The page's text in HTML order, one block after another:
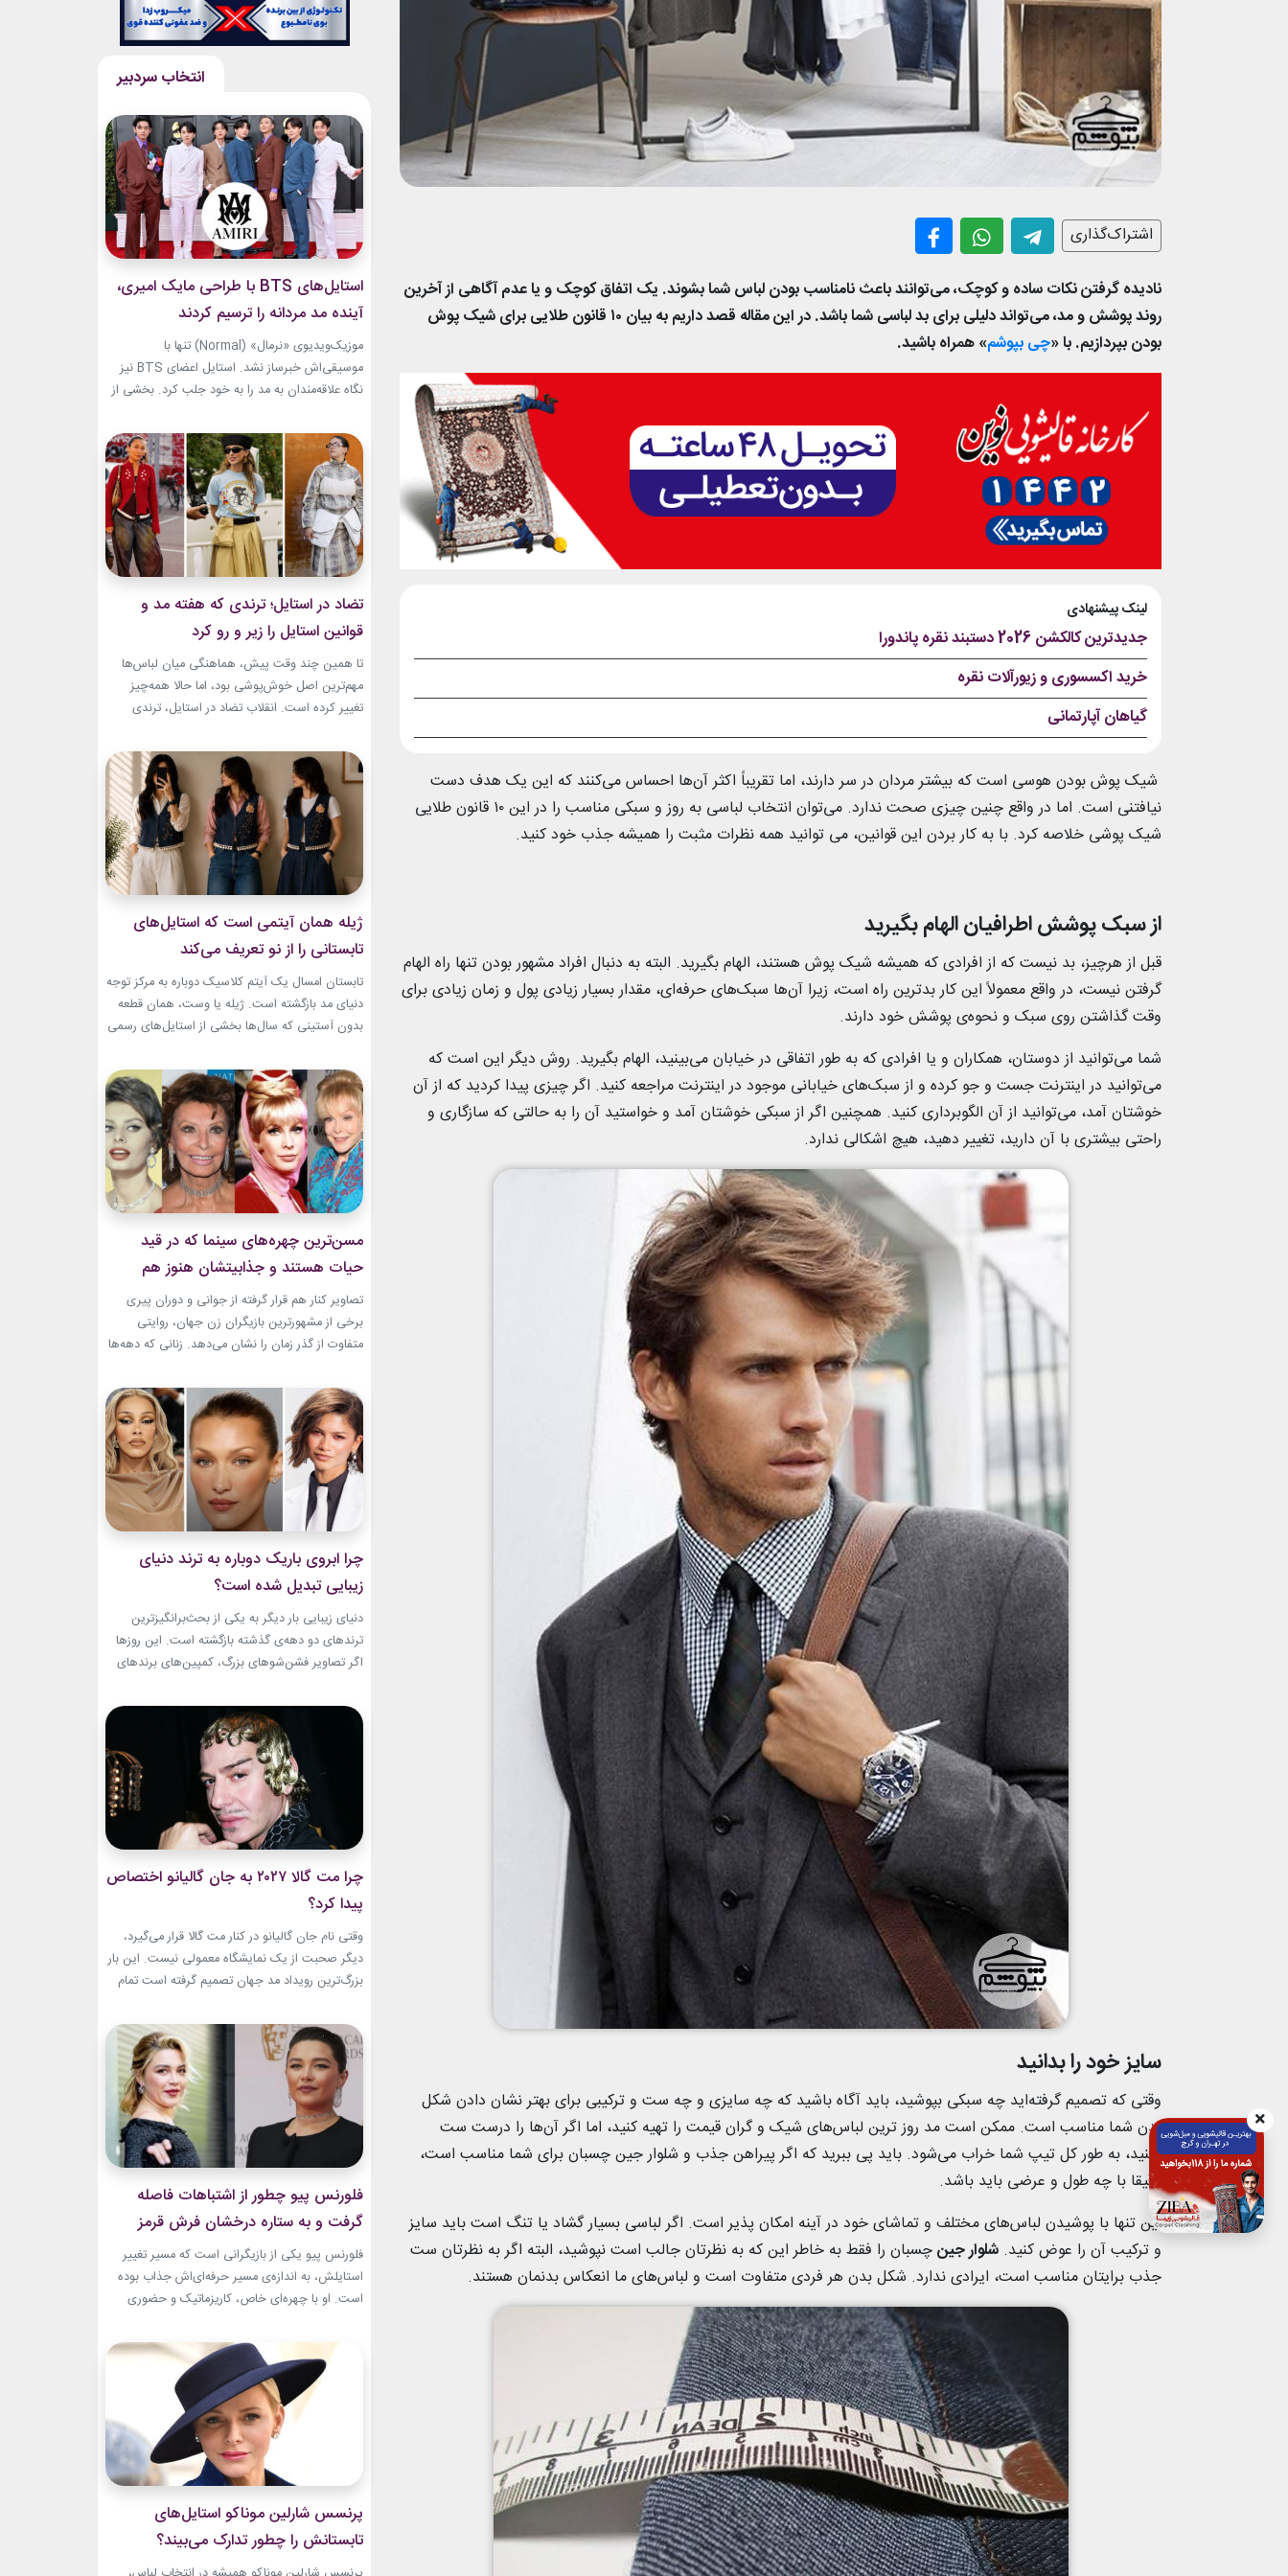
اشتراک‌گذاری
نادیده گرفتن نکات ساده‌ و کوچک، می‌توانند باعث نامناسب بودن لباس شما بشوند. یک اتفاق کوچک و یا عدم آگاهی از آخرین
روند پوشش و مد، می‌تواند دلیلی برای بد لباسی شما باشد. در این مقاله قصد داریم به بیان ۱۰ قانون طلایی برای شیک پوش
بودن بپردازیم. با «چی بپوشم» همراه باشید.
لینک پیشنهادی
جدیدترین کالکشن 2026 دستبند نقره پاندورا
خرید اکسسوری و زیورآلات نقره
گیاهان آپارتمانی
شیک پوش بودن هوسی است که بیشتر مردان در سر دارند، اما تقریباً اکثر آن‌ها احساس می‌کنند که این یک هدف دست
نیافتنی است. اما در واقع چنین چیزی صحت ندارد. می‌توان انتخاب لباسی به روز و سبکی مناسب را در این ۱۰ قانون طلایی
شیک پوشی خلاصه کرد. با به کار بردن این قوانین، می توانید همه نظرات مثبت را همیشه جذب خود کنید.
از سبک پوشش اطرافیان الهام بگیرید
قبل از هرچیز، بد نیست که از افرادی که همیشه شیک پوش هستند، الهام بگیرید. البته به دنبال افراد مشهور بودن تنها راه الهام
گرفتن نیست، در واقع معمولاً این کار بدترین راه است، زیرا آن‌ها سبک‌های حرفه‌ای، مقدار بسیار زیادی پول و زمان زیادی برای
وقت گذاشتن روی سبک و نحوه‌ی پوشش خود دارند.
شما می‌توانید از دوستان، همکاران و یا افرادی که به طور اتفاقی در خیابان می‌بینید، الهام بگیرید. روش دیگر این است که
می‌توانید در اینترنت جست و جو کرده و از سبک‌های خیابانی موجود در اینترنت مراجعه کنید. اگر چیزی پیدا کردید که از آن
خوشتان آمد، می‌توانید از آن الگوبرداری کنید. همچنین اگر از سبکی خوشتان آمد و خواستید آن را به حالتی که سازگاری و
راحتی بیشتری با آن دارید، تغییر دهید، هیچ اشکالی ندارد.
سایز خود را بدانید
وقتی که تصمیم گرفته‌اید چه سبکی بپوشید، باید آگاه باشید که چه سایزی و چه ست و ترکیبی برای بهتر نشان دادن شکل
بدن شما مناسب است. ممکن است مد روز ترین لباس‌های شیک و گران قیمت را تهیه کنید، اما اگر آن‌ها را درست ست
نکنید، به طور کل تیپ شما خراب می‌شود. باید پی ببرید که اگر پیراهن جذب و شلوار جین چسبان برای شما مناسب است،
دقیقا با چه طول و عرضی باید باشد.
این تنها با پوشیدن لباس‌های مختلف و تماشای خود در آینه امکان پذیر است. اگر لباسی بسیار گشاد یا تنگ است باید سایز
و ترکیب آن را عوض کنید. شلوار جینچسبان را فقط به خاطر این که به نظرتان جالب است نپوشید، البته اگر به نظرتان ست
جذب برایتان مناسب است، ایرادی ندارد. شکل بدن هر فردی متفاوت است و لباس‌های ما انعکاس بدنمان هستند.
استایل‌های BTS با طراحی مایک امیری،
آینده مد مردانه را ترسیم کردند
موزیک‌ویدیوی «نرمال» (Normal) تنها با
موسیقی‌اش خبرساز نشد. استایل اعضای BTS نیز
نگاه علاقه‌مندان به مد را به خود جلب کرد. بخشی از
به طراح آمریکاییِ ایرانی‌تبار، مایک امیری، انتخاب
شده بود. جسارت در استایل‌های امیری BTS همان
ویژگی مشترکی است که در تمام این اوت‌فیت‌ها
دیده...
تضاد در استایل؛ ترندی که هفته مد و
قوانین استایل را زیر و رو کرد
تا همین چند وقت پیش، هماهنگی میان لباس‌ها
مهم‌ترین اصل خوش‌پوشی بود، اما حالا همه‌چیز
تغییر کرده است. انقلاب تضاد در استایل، ترندی
و بسیاری از رسانه‌های معتبر مد از آن به‌عنوان یکی از
مهم‌ترین نوآوری‌های دنیای فشن یاد می‌کنند. این
رویکرد، قرار نیست فقط یک...
ژیله همان آیتمی است که استایل‌های
تابستانی را از نو تعریف می‌کند
تابستان امسال یک آیتم کلاسیک دوباره به مرکز توجه
دنیای مد بازگشته است. ژیله یا وست، همان قطعه
بدون آستینی که سال‌ها بخشی از استایل‌های رسمی
روزمره شده است. استایل تابستانی با ژیله زنانه به
یکی از ترندهای محبوب فصل تبدیل شده؛ چون هم
ظاهری شیک...
مسن‌ترین چهره‌های سینما که در قید
حیات هستند و جذابیتشان هنوز هم
باقیست!
تصاویر کنار هم قرار گرفته از جوانی و دوران پیری
برخی از مشهورترین بازیگران زن جهان، روایتی
متفاوت از گذر زمان را نشان می‌دهد. زنانی که دهه‌ها
و میراث هنری خود الهام‌بخش هستند. بازیگران زن
مسن سینما ثابت کرده‌اند که جذابیت واقعی تنها به
سال‌های جوانی محدود...
چرا ابروی باریک دوباره به ترند دنیای
زیبایی تبدیل شده است؟
دنیای زیبایی بار دیگر به یکی از بحث‌برانگیزترین
ترندهای دو دهه‌ی گذشته بازگشته است. این روزها
اگر تصاویر فشن‌شوهای بزرگ، کمپین‌های برندهای
حضور ابروی باریک مدرن را به‌وضوح خواهید دید. با
این حال، این بازگشت شباهت چندانی به ابروهای
بسیار نازک دهه ۱۹۹۰ و اوایل دهه...
چرا مت گالا ۲۰۲۷ به جان گالیانو اختصاص
پیدا کرد؟
وقتی نام جان گالیانو در کنار مت گالا قرار می‌گیرد،
دیگر صحبت از یک نمایشگاه معمولی نیست. این بار
بزرگ‌ترین رویداد مد جهان تصمیم گرفته است تمام
طراحان تاریخ را به تصویر بکشد. نمایشگاه John
Galliano: Horizons که با عنوان «افق‌های جان
گالیانو» شناخته می‌شود، فقط مرور لباس‌های...
فلورنس پیو چطور از اشتباهات فاصله
گرفت و به ستاره درخشان فرش قرمز
تبدیل شد؟
فلورنس پیو یکی از بازیگرانی است که مسیر تغییر
استایلش، به اندازه‌ی مسیر حرفه‌ای‌اش جذاب بوده
است. او با چهره‌ای خاص، کاریزماتیک و حضوری
سال‌های ابتدایی فعالیتش هنوز زبان شخصی خود را
در مد پیدا نکرده بود.لینک پیشنهادیگیاهان
آپارتمانیجدیدترین کالکشن 2026 دستبند نقره
پاندوراخرید اکسسوری...
پرنسس شارلین موناکو استایل‌های
تابستانش را چطور تدارک می‌بیند؟